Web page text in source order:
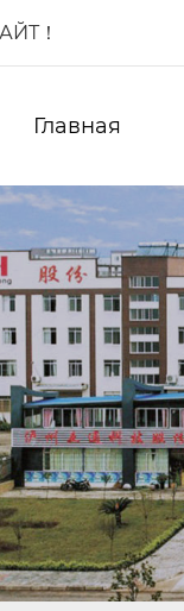
！
Главная